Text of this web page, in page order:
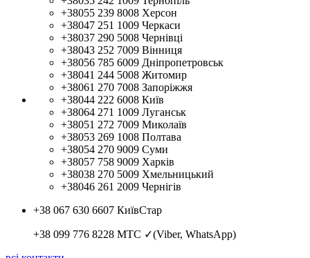
+38055 239 8008 Херсон
+38047 251 1009 Черкаси
+38037 290 5008 Чернівці
+38043 252 7009 Вінниця
+38056 785 6009 Дніпропетровськ
+38041 244 5008 Житомир
+38061 270 7008 Запоріжжя
+38044 222 6008 Київ
+38064 271 1009 Луганськ
+38051 272 7009 Миколаїв
+38053 269 1008 Полтава
+38054 270 9009 Суми
+38057 758 9009 Харків
+38038 270 5009 Хмельницький
+38046 261 2009 Чернігів
+38 067 630 6607 КиївСтар
+38 099 776 8228 МТС ✓(Viber, WhatsApp)